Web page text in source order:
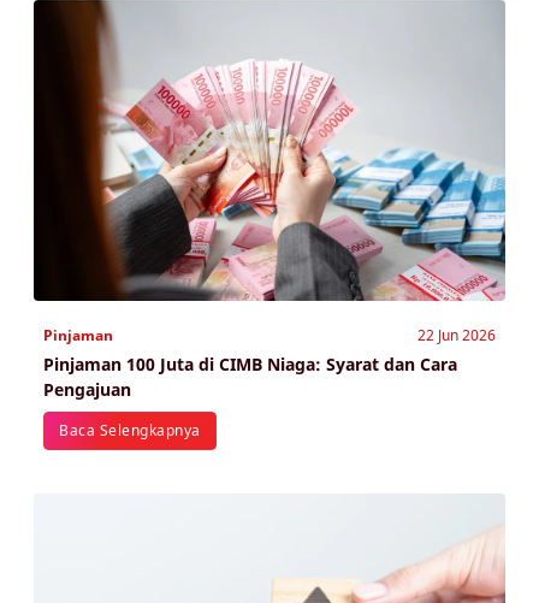
Pinjaman 22 Jun 2026
Pinjaman 100 Juta di CIMB Niaga: Syarat dan Cara
Pengajuan
Baca Selengkapnya